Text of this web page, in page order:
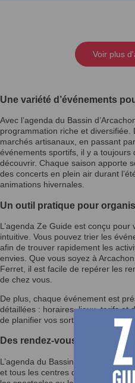
Voir plus
Une variété d’événements
Avec l’agenda du Bassin
programmation riche et diversifiée.
marchés artisanaux, en passant
événements sportifs, il y a toujours
découvrir. Chaque saison apporte
des concerts en plein air durant
animations hivernales.
Un outil pratique pour
L’agenda Ze Guide est conçu
intuitive. Vous pouvez trier les
afin de trouver rapidement les
envies. Que vous soyez à
Ferret, il est facile de repérer les
de chez vous.
De plus, chaque événement est
détaillées : horaires, lieux, tarifs et
de planifier vos sorties en toute
Des rendez-vous qui
L’agenda du Bassin d’Arcachon
et tous les centres d’intérêt. Les